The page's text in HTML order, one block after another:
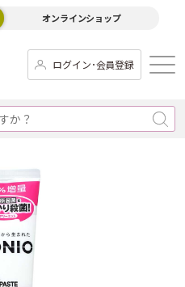
オンラインショップ
ログイン･会員登録